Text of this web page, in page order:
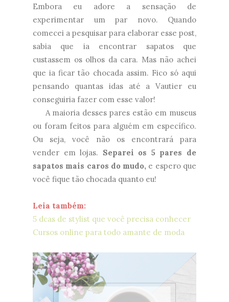
Embora eu adore a sensação de
experimentar um par novo. Quando
comecei a pesquisar para elaborar esse post,
sabia que ia encontrar sapatos que
custassem os olhos da cara. Mas não achei
que ia ficar tão chocada assim. Fico só aqui
pensando quantas idas até a Vautier eu
conseguiria fazer com esse valor!
A maioria desses pares estão em museus
ou foram feitos para alguém em específico.
Ou seja, você não os encontrará para
vender em lojas. Separei os 5 pares de
sapatos mais caros do mudo, e espero que
você fique tão chocada quanto eu!
Leia também:
5 dcas de stylist que você precisa conhecer
Cursos online para todo amante de moda